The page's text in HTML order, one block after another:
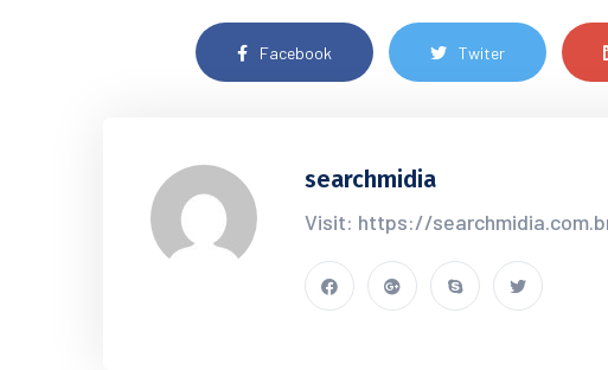
Facebook Twiter
searchmidia
Visit: https://